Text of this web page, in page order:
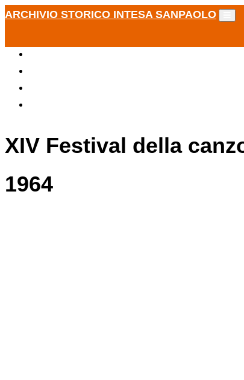
ARCHIVIO STORICO INTESA SANPAOLO
XIV Festival della
1964